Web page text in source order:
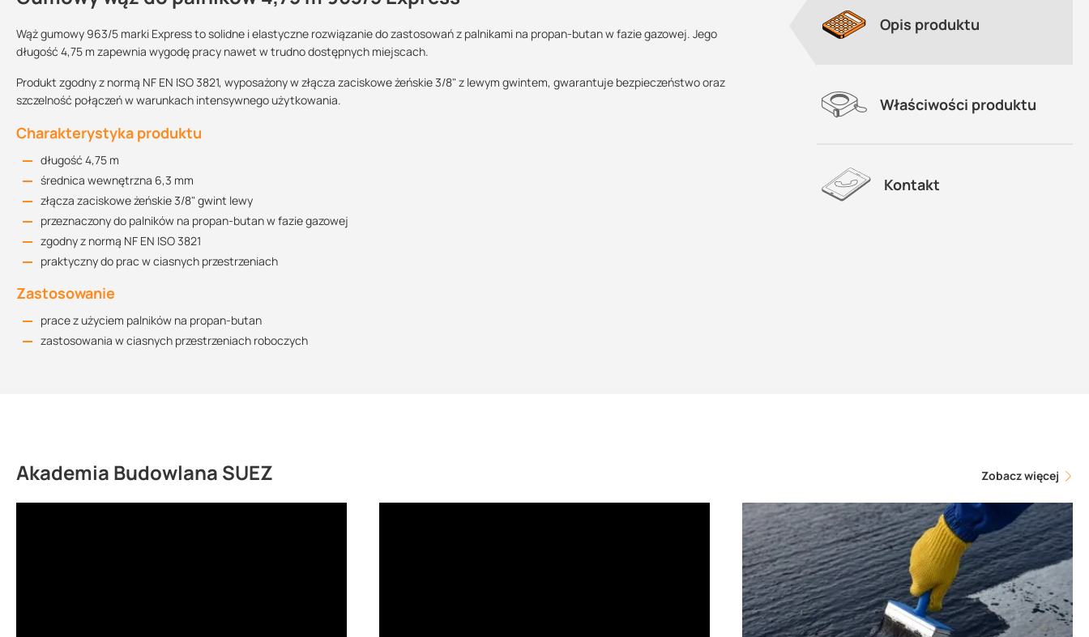
Wąż gumowy 963/5 marki Express to solidne i elastyczne rozwiązanie do zastosowań z palnikami na propan-butan w fazie gazowej. Jego
długość 4,75 m zapewnia wygodę pracy nawet w trudno dostępnych miejscach.
Produkt zgodny z normą NF EN ISO 3821, wyposażony w złącza zaciskowe żeńskie 3/8" z lewym gwintem, gwarantuje bezpieczeństwo oraz
szczelność połączeń w warunkach intensywnego użytkowania.
Charakterystyka produktu
długość 4,75 m
średnica wewnętrzna 6,3 mm
złącza zaciskowe żeńskie 3/8" gwint lewy
przeznaczony do palników na propan-butan w fazie gazowej
zgodny z normą NF EN ISO 3821
praktyczny do prac w ciasnych przestrzeniach
Zastosowanie
prace z użyciem palników na propan-butan
zastosowania w ciasnych przestrzeniach roboczych
Sprzedajemy na:
sztuki
Podlega zwrotowi?:
tak
Maszy pytania lub wątpliwości?
Skontaktuj się z nami
Opis produktu
Właściwości produktu
Kontakt
Akademia Budowlana SUEZ Zobacz więcej